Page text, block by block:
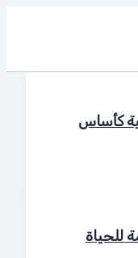
كأساس
للحياة